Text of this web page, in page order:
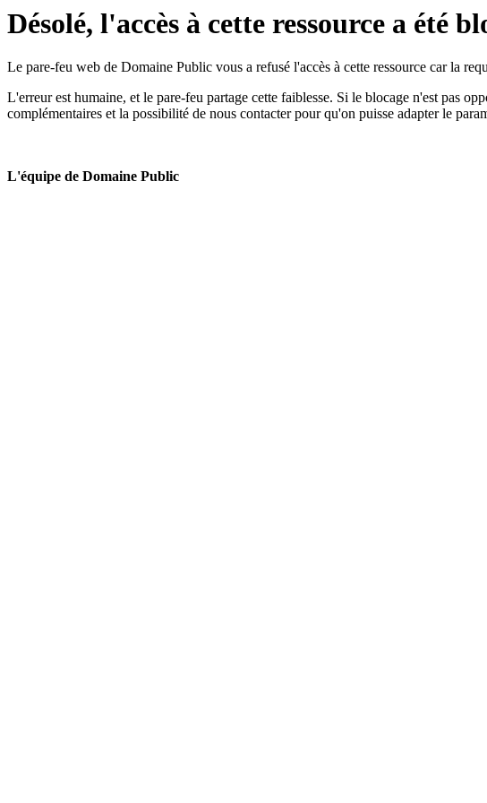
Désolé, l'accès à cette ressource a été
Le pare-feu web de Domaine Public vous a refusé l'accès à cette ressource car la
L'erreur est humaine, et le pare-feu partage cette faiblesse. Si le blocage n'est pas
complémentaires et la possibilité de nous contacter pour qu'on puisse adapter le
L'équipe de Domaine Public